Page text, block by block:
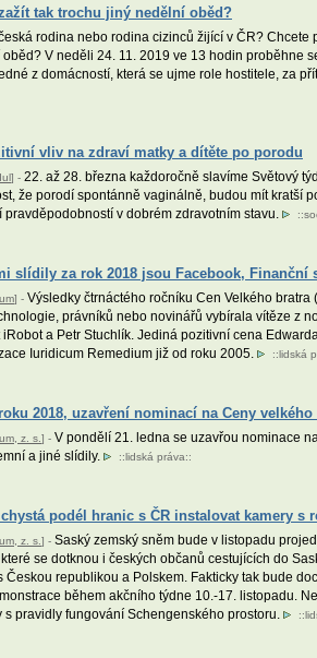
tak trochu jiný nedělní oběd?
rodina nebo rodina cizinců žijící v ČR?
V neděli 24. 11. 2019 ve 13 hodin
z domácností, která se ujme role hostitele, za
vliv na zdraví matky a dítěte po porodu
] - 22. až 28. března každoročně slavíme Světový
že porodí spontánně vaginálně, budou mít kratší
v dobrém zdravotním stavu.
::
slídily za rok 2018 jsou Facebook,
] - Výsledky čtrnáctého ročníku Cen Velkého
právníků nebo novinářů vybírala vítěze z
a Petr Stuchlík. Jediná pozitivní cena
Iuridicum Remedium již od roku 2005.
::lidská
2018, uzavření nominací na Ceny
z. s. ] - V pondělí 21. ledna se uzavřou nominace
a jiné slídily.
::lidská práva::
podél hranic s ČR instalovat kamery s
z. s. ] - Saský zemský sněm bude v listopadu
se dotknou i českých občanů cestujících do
Českou republikou a Polskem. Fakticky tak bude
během akčního týdne 10.-17. listopadu.
pravidly fungování Schengenského prostoru.
::